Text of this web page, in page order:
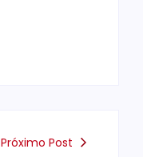
Próximo Post